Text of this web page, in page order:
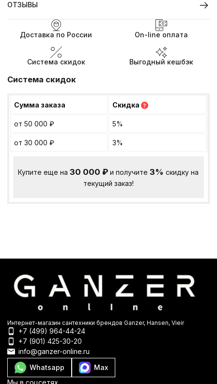
ОТЗЫВЫ
Доставка по России On-line оплата
Система скидок Выгодный кешбэк
Система скидок
Сумма заказа Скидка ?
от 50 000 ₽ 5%
от 30 000 ₽ 3%
Купите еще на30 000₽ и получите3% скидку на
текущий заказ!
Интернет-магазин сантехники брендов Ganzer, Hansen, Vieir
+7 (499) 964-44-24
+7 (901) 425-30-20
info@ganzer-online.ru
Whatsapp
Max
Мы в соцсетях